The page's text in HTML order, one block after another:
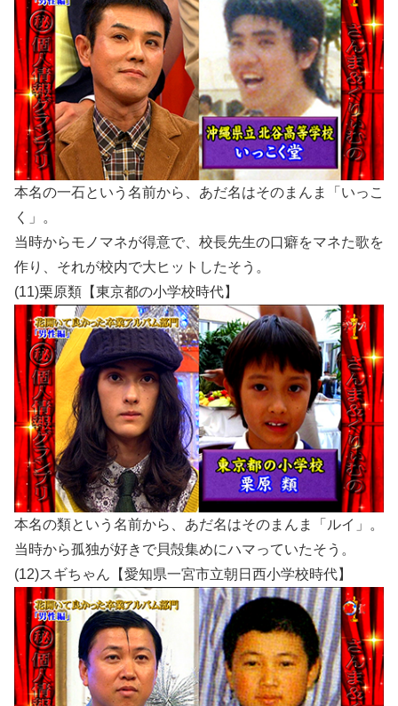
本名の一石という名前から、あだ名はそのまんま「いっこ
く」。
当時からモノマネが得意で、校長先生の口癖をマネた歌を
作り、それが校内で大ヒットしたそう。
(11)栗原類【東京都の小学校時代】
本名の類という名前から、あだ名はそのまんま「ルイ」。
当時から孤独が好きで貝殻集めにハマっていたそう。
(12)スギちゃん【愛知県一宮市立朝日西小学校時代】